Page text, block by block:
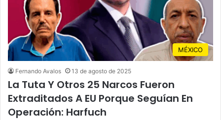
MÉXICO
Fernando Avalos 13 de agosto de 2025
La Tuta Y Otros 25 Narcos Fueron
Extraditados A EU Porque Seguían En
Operación: Harfuch